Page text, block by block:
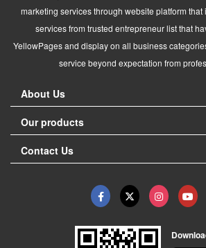
marketing services through website platform
services from trusted entrepreneur list that
YellowPages and display on all business
service beyond expectation from
About Us
Our products
Contact Us